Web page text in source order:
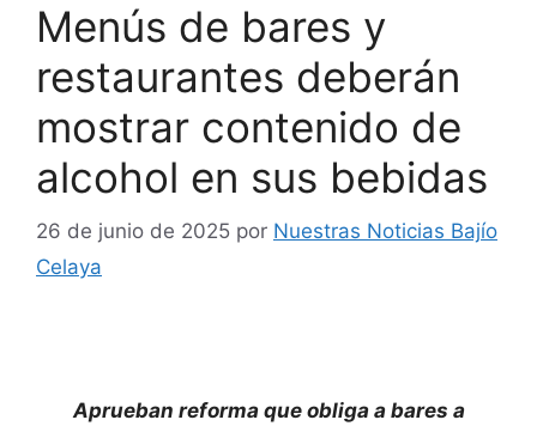
Menús de bares y
restaurantes deberán
mostrar contenido de
alcohol en sus bebidas
26 de junio de 2025 por Nuestras Noticias Bajío
Celaya
Aprueban reforma que obliga a bares a